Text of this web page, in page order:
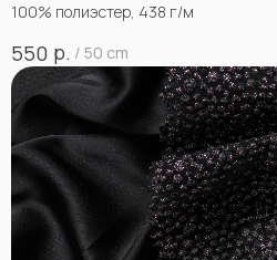
100% полиэстер, 438 г/м
550 р. / 50 cm